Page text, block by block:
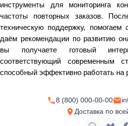
инструменты для мониторинга
частоты повторных заказов.
техническую поддержку, помогаем
даём рекомендации по развитию
вы получаете готовый
соответствующий современным
способный эффективно работать на
8 (800) 000-00-00
Доставка по